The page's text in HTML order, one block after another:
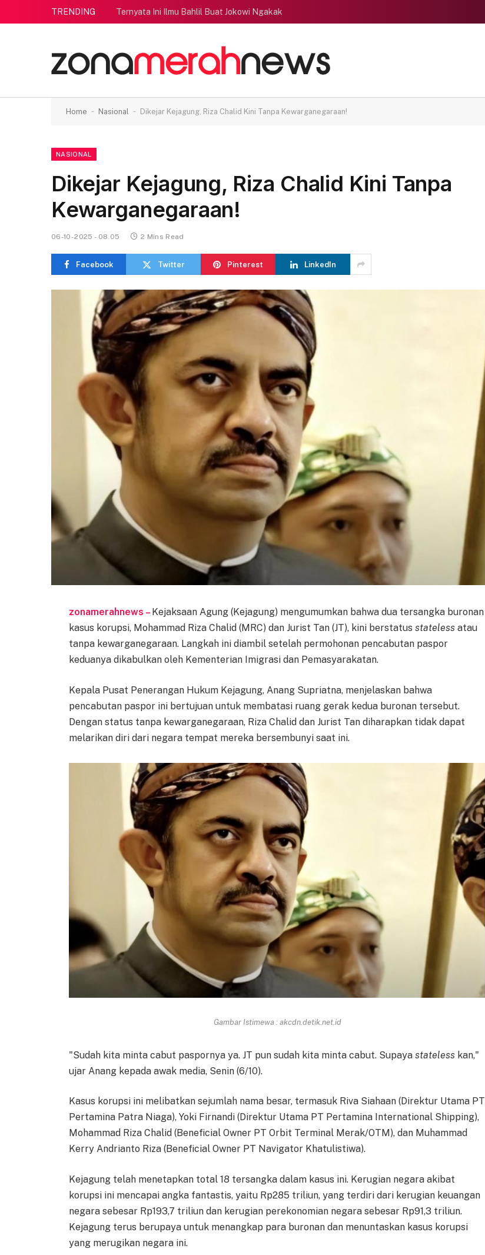
TRENDING Ternyata Ini Ilmu Bahlil Buat Jokowi Ngakak
Home - Nasional - Dikejar Kejagung, Riza Chalid Kini Tanpa Kewarganegaraan!
NASIONAL
Dikejar Kejagung, Riza Chalid Kini Tanpa
Kewarganegaraan!
06-10-2025 - 08.05 2 Mins Read
Facebook Twitter Pinterest LinkedIn
zonamerahnews – Kejaksaan Agung (Kejagung) mengumumkan bahwa dua tersangka buronan
kasus korupsi, Mohammad Riza Chalid (MRC) dan Jurist Tan (JT), kini berstatusstateless atau
tanpa kewarganegaraan. Langkah ini diambil setelah permohonan pencabutan paspor
keduanya dikabulkan oleh Kementerian Imigrasi dan Pemasyarakatan.
Kepala Pusat Penerangan Hukum Kejagung, Anang Supriatna, menjelaskan bahwa
pencabutan paspor ini bertujuan untuk membatasi ruang gerak kedua buronan tersebut.
Dengan status tanpa kewarganegaraan, Riza Chalid dan Jurist Tan diharapkan tidak dapat
melarikan diri dari negara tempat mereka bersembunyi saat ini.
Gambar Istimewa : akcdn.detik.net.id
"Sudah kita minta cabut paspornya ya. JT pun sudah kita minta cabut. Supayastateless kan,"
ujar Anang kepada awak media, Senin (6/10).
Kasus korupsi ini melibatkan sejumlah nama besar, termasuk Riva Siahaan (Direktur Utama PT
Pertamina Patra Niaga), Yoki Firnandi (Direktur Utama PT Pertamina International Shipping),
Mohammad Riza Chalid (Beneficial Owner PT Orbit Terminal Merak/OTM), dan Muhammad
Kerry Andrianto Riza (Beneficial Owner PT Navigator Khatulistiwa).
Kejagung telah menetapkan total 18 tersangka dalam kasus ini. Kerugian negara akibat
korupsi ini mencapai angka fantastis, yaitu Rp285 triliun, yang terdiri dari kerugian keuangan
negara sebesar Rp193,7 triliun dan kerugian perekonomian negara sebesar Rp91,3 triliun.
Kejagung terus berupaya untuk menangkap para buronan dan menuntaskan kasus korupsi
yang merugikan negara ini.